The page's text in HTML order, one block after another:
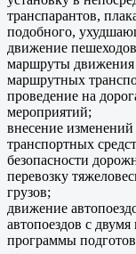
транспарантов,
подобного,
движение
маршруты движения
маршрутных
проведение на
мероприятий;
внесение
транспортных
безопасности
перевозку
грузов;
движение
автопоездов с
программы